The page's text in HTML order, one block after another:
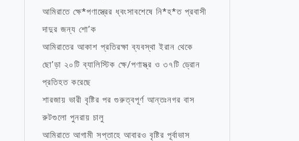
আমিরাতে ক্ষে*পণাস্ত্রের ধ্বংসাবশেষে নি*হ*ত প্রবাসী
দাদুর জন্য শো’ক
আমিরাতের আকাশ প্রতিরক্ষা ব্যবস্থা ইরান থেকে
ছো’ড়া ২০টি ব্যালিস্টিক ক্ষে/পণাস্ত্র ও ৩৭টি ড্রোন
প্রতিহত করেছে
শারজায় ভারী বৃষ্টির পর গুরুত্বপূর্ণ আন্তঃনগর বাস
রুটগুলো পুনরায় চালু
আমিরাতে আগামী সপ্তাহে আবারও বৃষ্টির পূর্বাভাস